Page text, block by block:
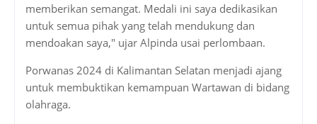
memberikan semangat. Medali ini saya dedikasikan
untuk semua pihak yang telah mendukung dan
mendoakan saya," ujar Alpinda usai perlombaan.
Porwanas 2024 di Kalimantan Selatan menjadi ajang
untuk membuktikan kemampuan Wartawan di bidang
olahraga.